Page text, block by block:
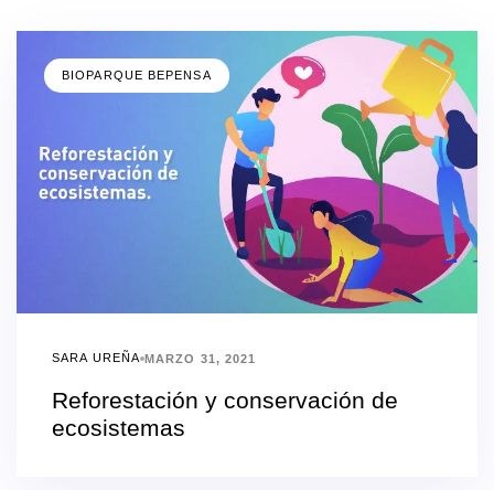
BIOPARQUE BEPENSA
SARA UREÑA MARZO 31, 2021
Reforestación y conservación de
ecosistemas